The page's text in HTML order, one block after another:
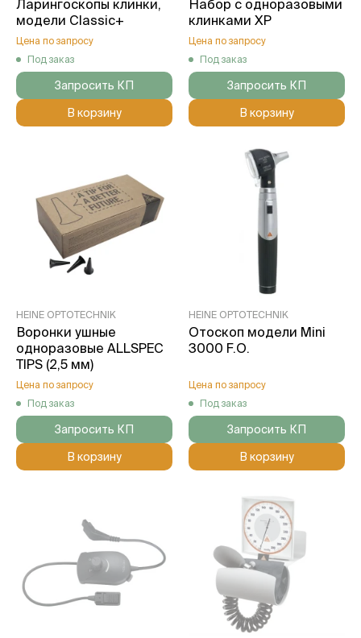
Ларингоскопы клинки,
модели Classic+
Цена по запросу
Под заказ
Запросить КП
В корзину
Набор с одноразовыми
клинками XP
Цена по запросу
Под заказ
Запросить КП
В корзину
HEINE OPTOTECHNIK
Воронки ушные
одноразовые ALLSPEC
TIPS (2,5 мм)
Цена по запросу
Под заказ
Запросить КП
В корзину
HEINE OPTOTECHNIK
Отоскоп модели Mini
3000 F.O.
Цена по запросу
Под заказ
Запросить КП
В корзину